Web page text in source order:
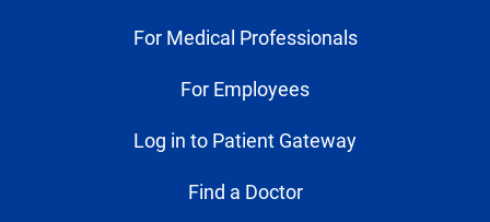
For Medical Professionals
For Employees
Log in to Patient Gateway
Find a Doctor